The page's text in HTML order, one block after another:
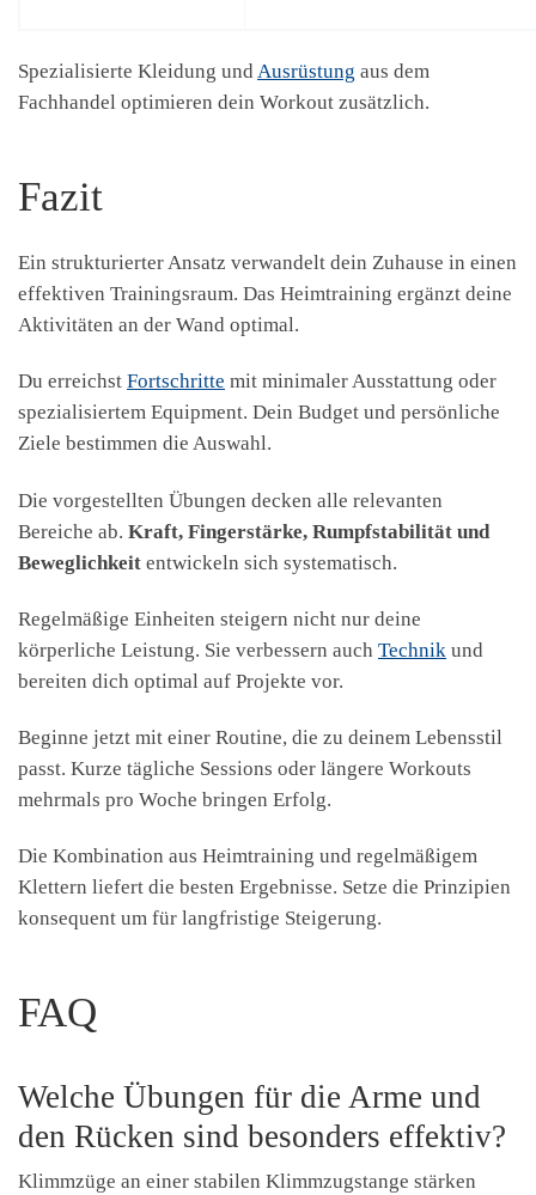
Spezialisierte Kleidung und Ausrüstung aus dem
Fachhandel optimieren dein Workout zusätzlich.
Fazit
Ein strukturierter Ansatz verwandelt dein Zuhause in einen
effektiven Trainingsraum. Das Heimtraining ergänzt deine
Aktivitäten an der Wand optimal.
Du erreichst Fortschritte mit minimaler Ausstattung oder
spezialisiertem Equipment. Dein Budget und persönliche
Ziele bestimmen die Auswahl.
Die vorgestellten Übungen decken alle relevanten
Bereiche ab. Kraft, Fingerstärke, Rumpfstabilität und
Beweglichkeit entwickeln sich systematisch.
Regelmäßige Einheiten steigern nicht nur deine
körperliche Leistung. Sie verbessern auch Technik und
bereiten dich optimal auf Projekte vor.
Beginne jetzt mit einer Routine, die zu deinem Lebensstil
passt. Kurze tägliche Sessions oder längere Workouts
mehrmals pro Woche bringen Erfolg.
Die Kombination aus Heimtraining und regelmäßigem
Klettern liefert die besten Ergebnisse. Setze die Prinzipien
konsequent um für langfristige Steigerung.
FAQ
Welche Übungen für die Arme und
den Rücken sind besonders effektiv?
Klimmzüge an einer stabilen Klimmzugstange stärken